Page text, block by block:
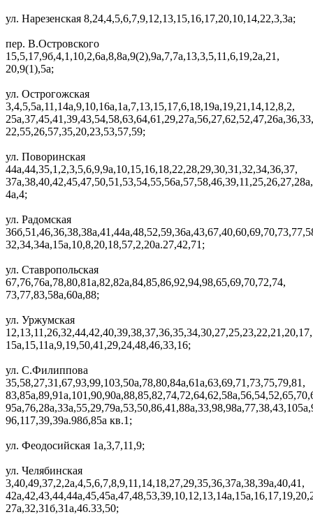
ул. Нарезенская 8,24,4,5,6,7,9,12,13,15,16,17,20,10,14,22,3,3а;
пер. В.Островского
15,5,17,9б,4,1,10,2,6а,8,8а,9(2),9а,7,7а,13,3,5,11,6,19,2а,21,
20,9(1),5а;
ул. Острогожская
3,4,5,5а,11,14а,9,10,16а,1а,7,13,15,17,6,18,19а,19,21,14,12,8,2,
22,55,26,57,35,20,23,53,57,59;
ул. Поворинская
44а,44,35,1,2,3,5,6,9,9а,10,15,16,18,22,28,29,30,31,32,34,36,37,
4а,4;
ул. Радомская
32,34,34а,15а,10,8,20,18,57,2,20а.27,42,71;
ул. Ставропольская
67,76,76а,78,80,81а,82,82а,84,85,86,92,94,98,65,69,70,72,74,
73,77,83,58а,60а,88;
ул. Уржумская
12,13,11,26,32,44,42,40,39,38,37,36,35,34,30,27,25,23,22,21,20,17,
15а,15,11а,9,19,50,41,29,24,48,46,33,16;
ул. С.Филиппова
35,58,27,31,67,93,99,103,50а,78,80,84а,61а,63,69,71,73,75,79,81,
96,117,39,39а.98б,85а кв.1;
ул. Феодосийская 1а,3,7,11,9;
ул. Челябинская
3,40,49,37,2,2а,4,5,6,7,8,9,11,14,18,27,29,35,36,37а,38,39а,40,41,
27а,32,31б,31а,46.33,50;